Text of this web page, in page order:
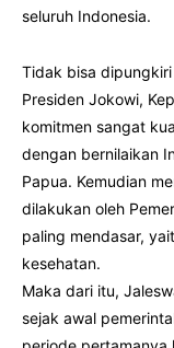
seluruh Indonesia.
Tidak bisa
Presiden Jokowi,
komitmen sangat
dengan bernilaikan
Papua. Kemudian
dilakukan oleh
paling mendasar,
kesehatan.
Maka dari itu,
sejak awal